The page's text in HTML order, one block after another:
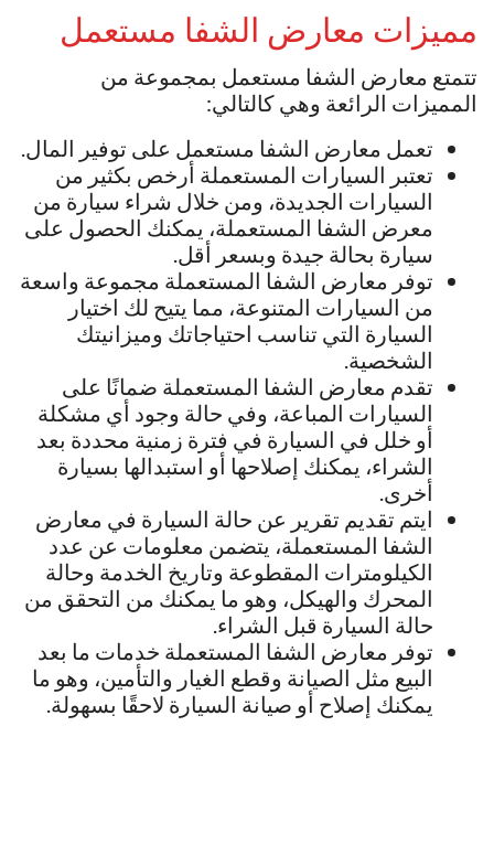
مميزات معارض الشفا مستعمل
تتمتع معارض الشفا مستعمل بمجموعة من
المميزات الرائعة وهي كالتالي:
تعمل معارض الشفا مستعمل على توفير المال.
تعتبر السيارات المستعملة أرخص بكثير من
السيارات الجديدة، ومن خلال شراء سيارة من
معرض الشفا المستعملة، يمكنك الحصول على
سيارة بحالة جيدة وبسعر أقل.
توفر معارض الشفا المستعملة مجموعة واسعة
من السيارات المتنوعة، مما يتيح لك اختيار
السيارة التي تناسب احتياجاتك وميزانيتك
الشخصية.
تقدم معارض الشفا المستعملة ضمانًا على
السيارات المباعة، وفي حالة وجود أي مشكلة
أو خلل في السيارة في فترة زمنية محددة بعد
الشراء، يمكنك إصلاحها أو استبدالها بسيارة
أخرى.
ايتم تقديم تقرير عن حالة السيارة في معارض
الشفا المستعملة، يتضمن معلومات عن عدد
الكيلومترات المقطوعة وتاريخ الخدمة وحالة
المحرك والهيكل، وهو ما يمكنك من التحقق من
حالة السيارة قبل الشراء.
توفر معارض الشفا المستعملة خدمات ما بعد
البيع مثل الصيانة وقطع الغيار والتأمين، وهو ما
يمكنك إصلاح أو صيانة السيارة لاحقًا بسهولة.